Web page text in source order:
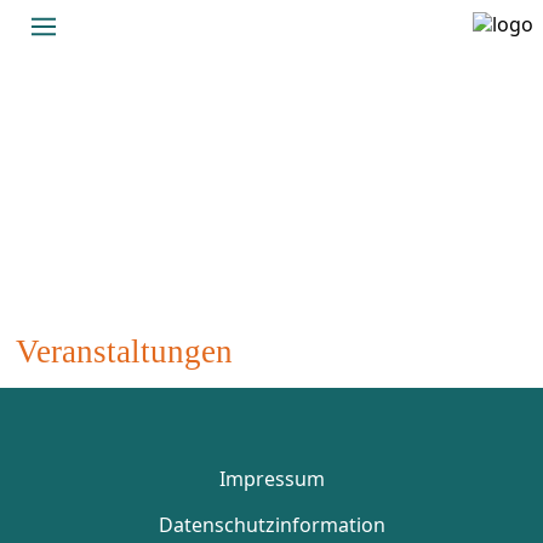
Veranstaltungen
Impressum
Datenschutzinformation